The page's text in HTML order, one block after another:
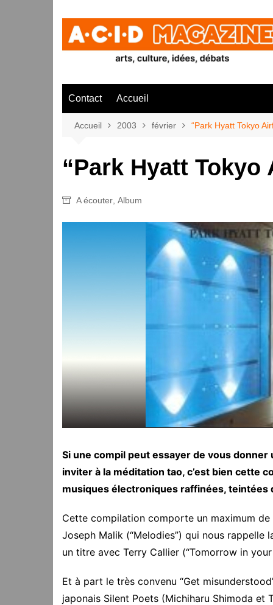
Contact Accueil
Accueil 2003 février “Park Hyatt Tokyo
“Park Hyatt Tokyo
A écouter Album
Si une compil peut essayer de vous
inviter à la méditation tao, c’est bien cette
musiques électroniques raffinées, teintées
Cette compilation comporte un maximum
Joseph Malik (“Melodies”) qui nous
un titre avec Terry Callier (“Tomorrow in your
Et à part le très convenu “Get
japonais Silent Poets (Michiharu Shimoda et